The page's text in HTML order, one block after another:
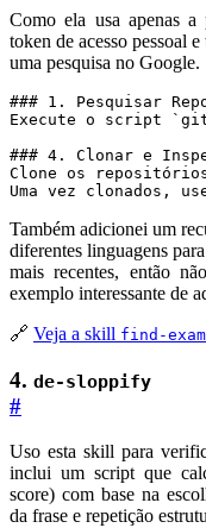
Como ela usa apenas
token de acesso pessoal
uma pesquisa no Google.
Execute o script
Clone os
Uma vez clonados,
Também adicionei um
diferentes linguagens
mais recentes, então
exemplo interessante de
🔗 Veja a skill find-
4. de-sloppify
#
Uso esta skill para
inclui um script que
score) com base na
da frase e repetição